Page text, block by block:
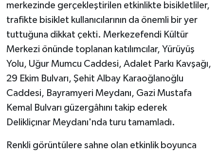
merkezinde gerçekleştirilen etkinlikte bisikletliler,
trafikte bisiklet kullanıcılarının da önemli bir yer
tuttuğuna dikkat çekti. Merkezefendi Kültür
Merkezi önünde toplanan katılımcılar, Yürüyüş
Yolu, Uğur Mumcu Caddesi, Adalet Parkı Kavşağı,
29 Ekim Bulvarı, Şehit Albay Karaoğlanoğlu
Caddesi, Bayramyeri Meydanı, Gazi Mustafa
Kemal Bulvarı güzergâhını takip ederek
Delikliçınar Meydanı'nda turu tamamladı.
Renkli görüntülere sahne olan etkinlik boyunca